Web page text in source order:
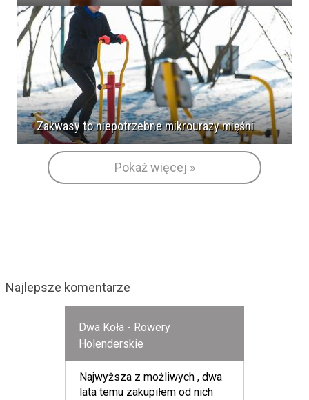
Zakwasy to niepotrzebne mikrourazy mięśni
Pokaż więcej »
Najlepsze komentarze
Dwa Koła - Rowery
Holenderskie
Najwyższa z możliwych , dwa
lata temu zakupiłem od nich